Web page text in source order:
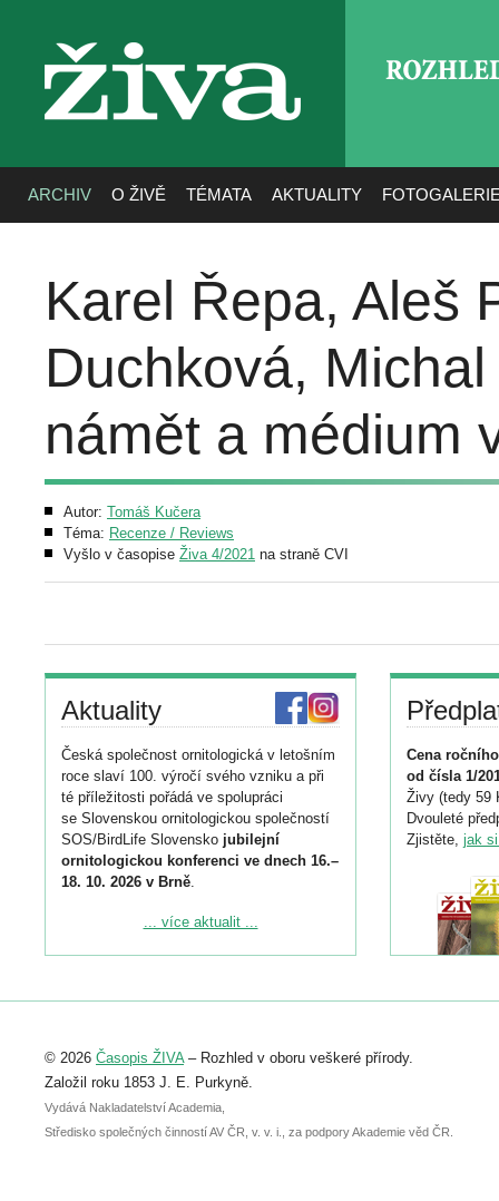
živa
ARCHIV O ŽIVĚ TÉMATA AKTUALITY
Karel Řepa, Aleš
Duchková,
námět a médium
Autor: Tomáš Kučera
Téma: Recenze / Reviews
Vyšlo v časopise Živa 4/2021 na straně CVI
Aktuality
Česká společnost ornitologická v letošním
roce slaví 100. výročí svého vzniku a při
té příležitosti pořádá ve spolupráci
se Slovenskou ornitologickou společností
SOS/BirdLife Slovensko jubilejní
ornitologickou konferenci ve dnech 16.–
18. 10. 2026 v Brně.
Podrobnější informace ke konferenci
Registrovat se můžete do 6. září.
abstraktu přihlášené přednášky nebo
posteru je už 30. června.
... více aktualit ...
Cena
od čísla 1/
Živy (tedy 59
Dvouleté
Zjistěte, jak
© 2026 Časopis ŽIVA– Rozhled v oboru veškeré přírody.
Založil roku 1853 J. E. Purkyně.
Vydává Nakladatelství Academia,
Středisko společných činností AV ČR, v. v. i., za podpory Akademie věd ČR.